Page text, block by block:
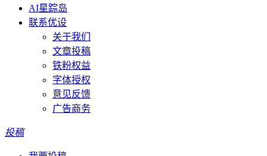
AI星踪岛
联系优设
关于我们
文章投稿
铁粉权益
字体授权
意见反馈
广告商务
投稿